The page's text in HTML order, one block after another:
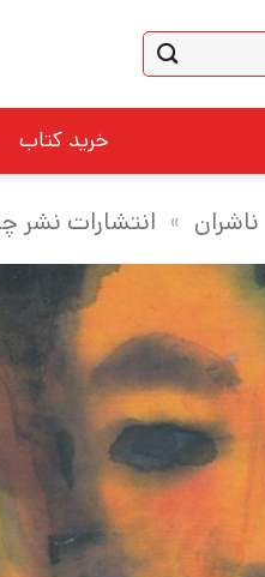
خرید کتاب
ناشران » انتشارات نشر